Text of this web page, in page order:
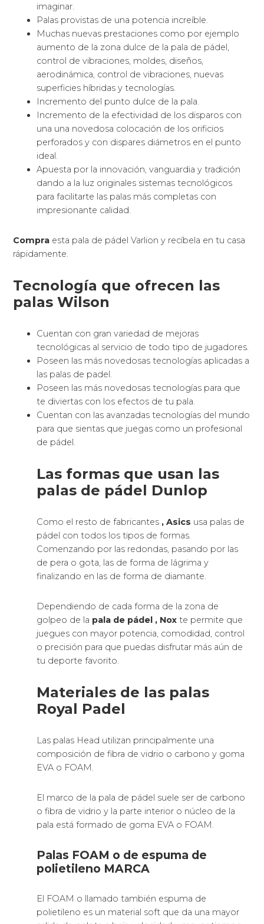
imaginar.
Palas provistas de una potencia increíble.
Muchas nuevas prestaciones como por ejemplo
aumento de la zona dulce de la pala de pádel,
control de vibraciones, moldes, diseños,
aerodinámica, control de vibraciones, nuevas
superficies híbridas y tecnologías.
Incremento del punto dulce de la pala.
Incremento de la efectividad de los disparos con
una una novedosa colocación de los orificios
perforados y con dispares diámetros en el punto
ideal.
Apuesta por la innovación, vanguardia y tradición
dando a la luz originales sistemas tecnológicos
para facilitarte las palas más completas con
impresionante calidad.
Compra esta pala de pádel Varlion y recíbela en tu casa
rápidamente.
Tecnología que ofrecen las
palas Wilson
Cuentan con gran variedad de mejoras
tecnológicas al servicio de todo tipo de jugadores.
Poseen las más novedosas tecnologías aplicadas a
las palas de padel.
Poseen las más novedosas tecnologías para que
te diviertas con los efectos de tu pala.
Cuentan con las avanzadas tecnologías del mundo
para que sientas que juegas como un profesional
de pádel.
Las formas que usan las
palas de pádel Dunlop
Como el resto de fabricantes , Asics usa palas de
pádel con todos los tipos de formas.
Comenzando por las redondas, pasando por las
de pera o gota, las de forma de lágrima y
finalizando en las de forma de diamante.
Dependiendo de cada forma de la zona de
golpeo de la pala de pádel , Nox te permite que
juegues con mayor potencia, comodidad, control
o precisión para que puedas disfrutar más aún de
tu deporte favorito.
Materiales de las palas
Royal Padel
Las palas Head utilizan principalmente una
composición de fibra de vidrio o carbono y goma
EVA o FOAM.
El marco de la pala de pádel suele ser de carbono
o fibra de vidrio y la parte interior o núcleo de la
pala está formado de goma EVA o FOAM.
Palas FOAM o de espuma de
polietileno MARCA
El FOAM o llamado también espuma de
polietileno es un material soft que da una mayor